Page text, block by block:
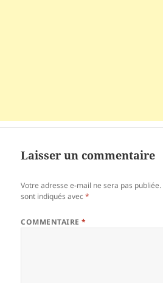
Laisser un commentaire
Votre adresse e-mail ne sera pas publiée.
sont indiqués avec*
COMMENTAIRE*